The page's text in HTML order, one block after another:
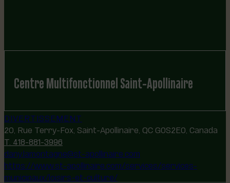
Centre Multifonctionnel Saint-Apollinaire
DIVERTISSEMENT
20, Rue Terry-Fox, Saint-Apollinaire, QC G0S2E0, Canada
T. 418-881-3996
dany.lamontagne@st-apollinaire.com
https://www.st-apollinaire.com/services/services-
municipaux/loisirs-et-culture/